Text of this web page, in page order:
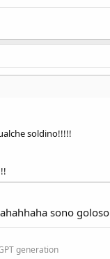
soldino!!!!!
sono goloso
generation